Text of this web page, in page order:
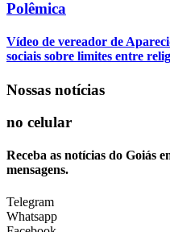
Polêmica
Vídeo de vereador de
sociais sobre limites entre
Nossas notícias
no celular
Receba as notícias do Goiás
mensagens.
Telegram
Whatsapp